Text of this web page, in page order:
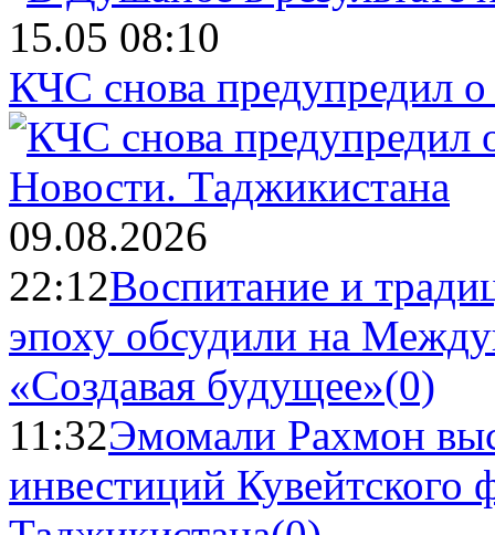
15.05 08:10
КЧС снова предупредил
Новости. Таджикистана
09.08.2026
22:12Воспитание и
эпоху обсудили на
«Создавая будущее»(0)
11:32Эмомали Рахмон
инвестиций Кувейтского